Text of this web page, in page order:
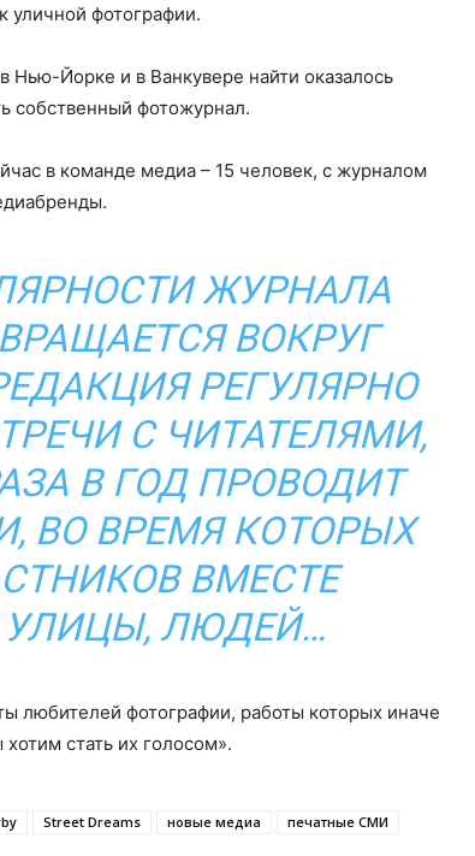
уличной фотографии.
Нью-Йорке и в Ванкувере найти оказалось
собственный фотожурнал.
в команде медиа – 15 человек, с журналом
ЖУРНАЛА
ВОКРУГ
РЕГУЛЯРНО
С ЧИТАТЕЛЯМИ,
В ГОД ПРОВОДИТ
ВО ВРЕМЯ КОТОРЫХ
ВМЕСТЕ
ЛЮДЕЙ…
любителей фотографии, работы которых иначе
стать их голосом».
Street Dreams новые медиа печатные СМИ